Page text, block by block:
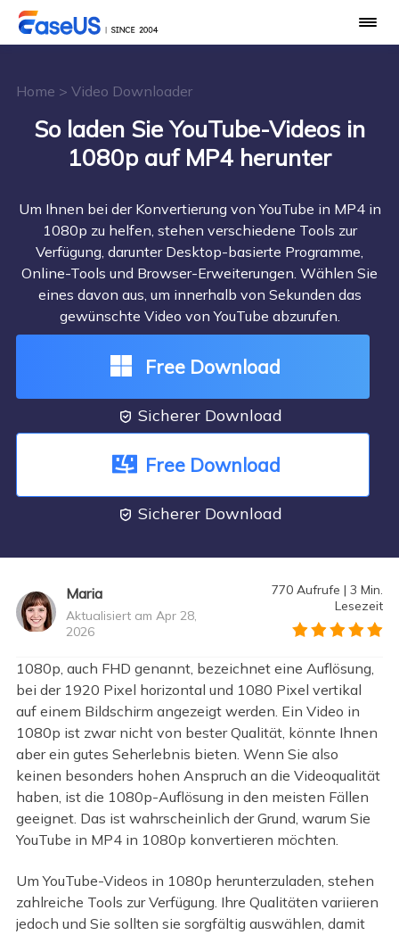
Home > Video Downloader
So laden Sie YouTube-Videos in
1080p auf MP4 herunter
Um Ihnen bei der Konvertierung von YouTube in MP4 in
1080p zu helfen, stehen verschiedene Tools zur
Verfügung, darunter Desktop-basierte Programme,
Online-Tools und Browser-Erweiterungen. Wählen Sie
eines davon aus, um innerhalb von Sekunden das
gewünschte Video von YouTube abzurufen.
Free Download
 Sicherer Download
Free Download
 Sicherer Download
Maria
Aktualisiert am Apr 28,
2026
770 Aufrufe |3 Min.
Lesezeit
1080p, auch FHD genannt, bezeichnet eine Auflösung,
bei der 1920 Pixel horizontal und 1080 Pixel vertikal
auf einem Bildschirm angezeigt werden. Ein Video in
1080p ist zwar nicht von bester Qualität, könnte Ihnen
aber ein gutes Seherlebnis bieten. Wenn Sie also
keinen besonders hohen Anspruch an die Videoqualität
haben, ist die 1080p-Auflösung in den meisten Fällen
geeignet. Das ist wahrscheinlich der Grund, warum Sie
YouTube in MP4 in 1080p konvertieren möchten.
Um YouTube-Videos in 1080p herunterzuladen, stehen
zahlreiche Tools zur Verfügung. Ihre Qualitäten variieren
jedoch und Sie sollten sie sorgfältig auswählen, damit